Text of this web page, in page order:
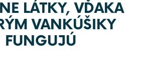
LÁTKY, VĎAKA
VANKÚŠIKY
FUNGUJÚ